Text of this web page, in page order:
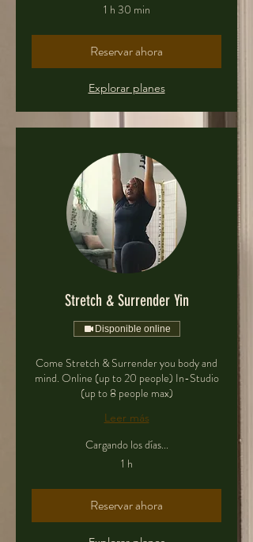
1 h 30 min
Reservar ahora
Explorar planes
Stretch & Surrender Yin
Disponible online
Come Stretch & Surrender you body and
mind. Online (up to 20 people) In-Studio
(up to 8 people max)
Leer más
Cargando los días...
1 h
Reservar ahora